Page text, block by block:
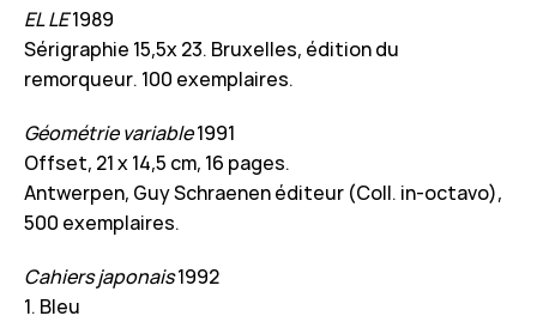
EL LE1989
Sérigraphie 15,5x 23. Bruxelles, édition du
remorqueur. 100 exemplaires.
Géométrie variable1991
Offset, 21 x 14,5 cm, 16 pages.
Antwerpen, Guy Schraenen éditeur (Coll. in-octavo),
500 exemplaires.
Cahiers japonais1992
1. Bleu